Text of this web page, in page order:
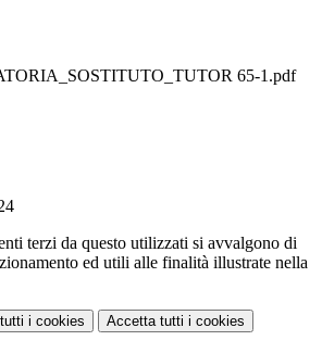
65-1.pdf
terzi da questo utilizzati si avvalgono di
ed utili alle finalità illustrate nella
i cookies Accetta tutti i cookies